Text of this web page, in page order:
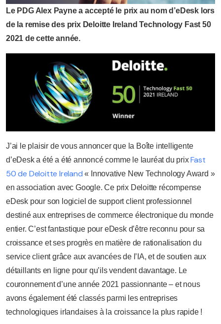
Le PDG Alex Payne a accepté le prix au nom d’eDesk lors
de la remise des prix Deloitte Ireland Technology Fast 50
2021 de cette année.
J’ai le plaisir de vous annoncer que la Boîte intelligente
d’eDesk a été a été annoncé comme le lauréat du prixFast
50 de Deloitte Ireland « Innovative New Technology Award »
en association avec Google. Ce prix Deloitte récompense
eDesk pour son logiciel de support client professionnel
destiné aux entreprises de commerce électronique du monde
entier. C’est fantastique pour eDesk d’être reconnu pour sa
croissance et ses progrès en matière de rationalisation du
service client grâce aux avancées de l’IA, et de soutien aux
détaillants en ligne pour qu’ils vendent davantage. Le
couronnement d’une année 2021 passionnante – et nous
avons également été classés parmi les entreprises
technologiques irlandaises à la croissance la plus rapide !